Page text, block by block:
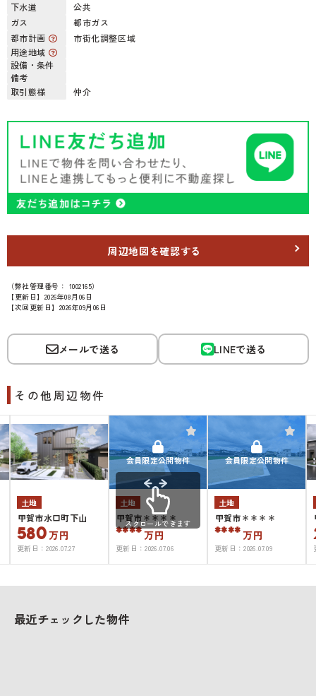
下水道
公共
ガス
都市ガス
都市計画
市街化調整区域
用途地域
設備・条件
備考
取引態様
仲介
周辺地図を確認する
（弊社管理番号： 1002165）
【更新日】2026年08月06日
【次回更新日】2026年09月06日
メールで送る LINEで送る
その他周辺物件
土地
甲賀市水口町下山
580万円
更新日：2026.07.27
会員限定公開物件
土地
甲賀市＊＊＊＊
****万円
更新日：2026.07.06
会員限定公開物件
土地
甲賀市＊＊＊＊
****万円
更新日：2026.07.09
スクロールできます
最近チェックした物件